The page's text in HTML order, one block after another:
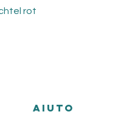
rot
AIUTO